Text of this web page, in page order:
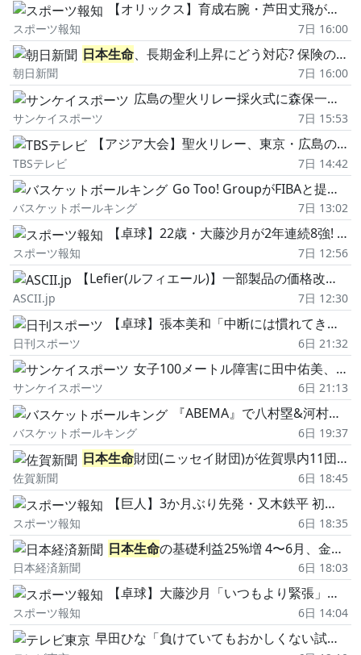
【オリックス】育成右腕・芦田丈飛が右肘尺骨神経移行術 プロ3年目の今季はファームで14試合に登板
スポーツ報知 7日 16:00
日本生命、長期金利上昇にどう対応? 保険の差別化へ「安心圏」構築
朝日新聞 7日 16:00
広島の聖火リレー採火式に森保一監督が出席 アジア大会
サンケイスポーツ 7日 15:53
【アジア大会】聖火リレー、東京・広島の採火式に森保一監督、桐生祥秀が登壇決定 32年ぶり9月日本開催
TBSテレビ 7日 14:42
Go Too! GroupがFIBAと提携を締結…愛知で10月に3x3車いすバスケの国際イベント開催へ
バスケットボールキング 7日 13:02
【卓球】22歳・大藤沙月が2年連続8強! 粘る米国エースに3―1で勝利 準々決勝は中国勢と激突…WTTチャンピオンズ
スポーツ報知 7日 12:56
【Lefier(ルフィエール)】一部製品の価格改定に関するお知らせ
ASCII.jp 7日 12:30
【卓球】張本美和「中断には慣れてきた」メディカルTOにも動じず2戦連続逆転で8強
日刊スポーツ 6日 21:32
女子100メートル障害に田中佑美、青木益未、清山ちさとらがエントリー 全日本実業団選手権/陸上
サンケイスポーツ 6日 21:13
『ABEMA』で八村塁&河村勇輝の共演を無料生中継へ…男子日本代表の強化試合2試合を放送
バスケットボールキング 6日 19:37
日本生命財団(ニッセイ財団)が佐賀県内11団体に379万円を助成
佐賀新聞 6日 18:45
【巨人】3か月ぶり先発・又木鉄平 初回3失点 すぐに逆転許す…
スポーツ報知 6日 18:35
日本生命の基礎利益25%増 4〜6月、金利上昇で最高益
日本経済新聞 6日 18:03
【卓球】大藤沙月「いつもより緊張」も快勝発進16強 目標の28年ロス五輪争いは白熱「死にものぐるいで」“地元"でチャンピオンズ2勝目へ
スポーツ報知 6日 14:04
早田ひな「負けていてもおかしくない試合だった」日本ファンの声援を力に初戦突破【卓球 WTT横浜】